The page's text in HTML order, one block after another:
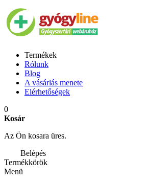
Termékek
Rólunk
Blog
A vásárlás menete
Elérhetőségek
0
Kosár
Az Ön kosara üres.
Belépés
Termékkörök
Menü